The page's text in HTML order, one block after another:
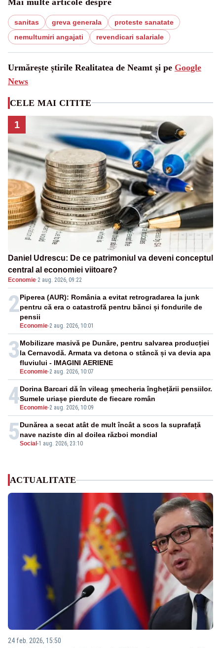
sanitas greva generala
proteste sanatate
nemultumiri angajati
revendicari salariale
Urmărește știrile Realitatea de Neamt și pe Google
News
CELE MAI CITITE
1
Daniel Udrescu: De ce patrimoniul va deveni conceptul
central al economiei viitoare?
Economie·2 aug. 2026, 09:22
2
Economie-2 aug. 2026, 10:01
Piperea (AUR): România a evitat retrogradarea la junk
pentru că era o catastrofă pentru bănci și fondurile de
pensii
3
Economie-2 aug. 2026, 10:07
Mobilizare masivă pe Dunăre, pentru salvarea producției
la Cernavodă. Armata va detona o stâncă și va devia apa
fluviului - IMAGINI AERIENE
4 Economie-2 aug. 2026, 10:09
Dorina Barcari dă în vileag șmecheria înghețării pensiilor.
Sumele uriașe pierdute de fiecare român
5Social -1 aug. 2026, 23:10
Dunărea a secat atât de mult încât a scos la suprafață
nave naziste din al doilea război mondial
ACTUALITATE
24 feb. 2026, 15:50